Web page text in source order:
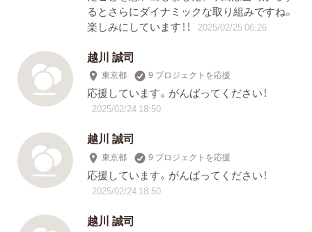
るとさらにダイナミックな取り組みですね。
楽しみにしています！！
2025/02/25 06:26
越川 誠司
東京都 9 プロジェクトを応援
応援しています。がんばってください！
2025/02/24 18:50
越川 誠司
東京都 9 プロジェクトを応援
応援しています。がんばってください！
2025/02/24 18:50
越川 誠司